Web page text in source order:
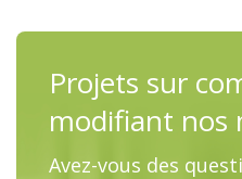
Projets sur
modifiant nos
Avez-vous des